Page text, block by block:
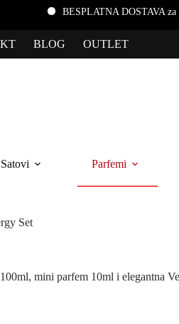
BESPLATNA DOSTAVA za
BLOG OUTLET
Satovi Parfemi
Set